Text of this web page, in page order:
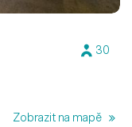
30
Zobrazit na mapě